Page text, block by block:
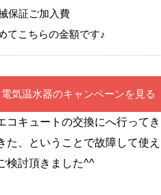
保証ご加入費
てこちらの金額です♪
気温水器のキャンペーンを見る
コキュートの交換にへ行って
た、ということで故障して使
検討頂きました^^